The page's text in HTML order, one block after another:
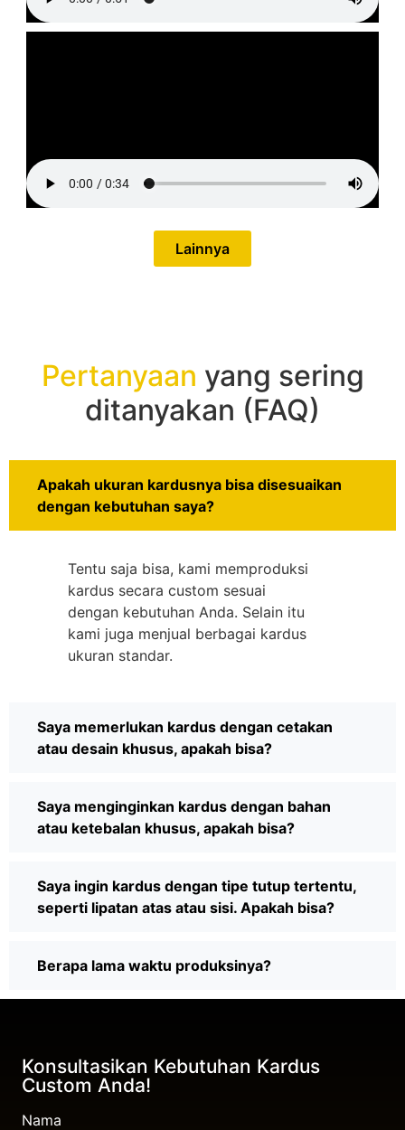
Lainnya
Pertanyaan yang sering
ditanyakan (FAQ)
Apakah ukuran kardusnya bisa disesuaikan
dengan kebutuhan saya?
Tentu saja bisa, kami memproduksi
kardus secara custom sesuai
dengan kebutuhan Anda. Selain itu
kami juga menjual berbagai kardus
ukuran standar.
Saya memerlukan kardus dengan cetakan
atau desain khusus, apakah bisa?
Saya menginginkan kardus dengan bahan
atau ketebalan khusus, apakah bisa?
Saya ingin kardus dengan tipe tutup tertentu,
seperti lipatan atas atau sisi. Apakah bisa?
Berapa lama waktu produksinya?
Konsultasikan Kebutuhan Kardus
Custom Anda!
Nama